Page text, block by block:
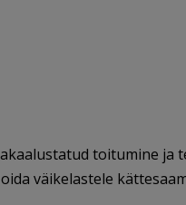
toitumine ja
väikelastele